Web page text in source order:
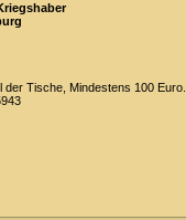
der Tische, Mindestens 100 Euro.